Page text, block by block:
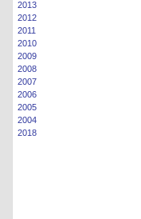
2013
2012
2011
2010
2009
2008
2007
2006
2005
2004
2018